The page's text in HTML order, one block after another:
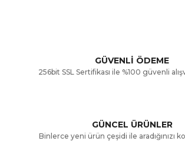
Ürün resmi kalitesiz, bozuk veya
Ürün bilgilerinde hatalar bulunuyor.
GÜVENLİ ÖDEME
256bit SSL Sertifikası ile %100 güvenli
GÜNCEL ÜRÜNLER
Binlerce yeni ürün çeşidi ile aradığınızı